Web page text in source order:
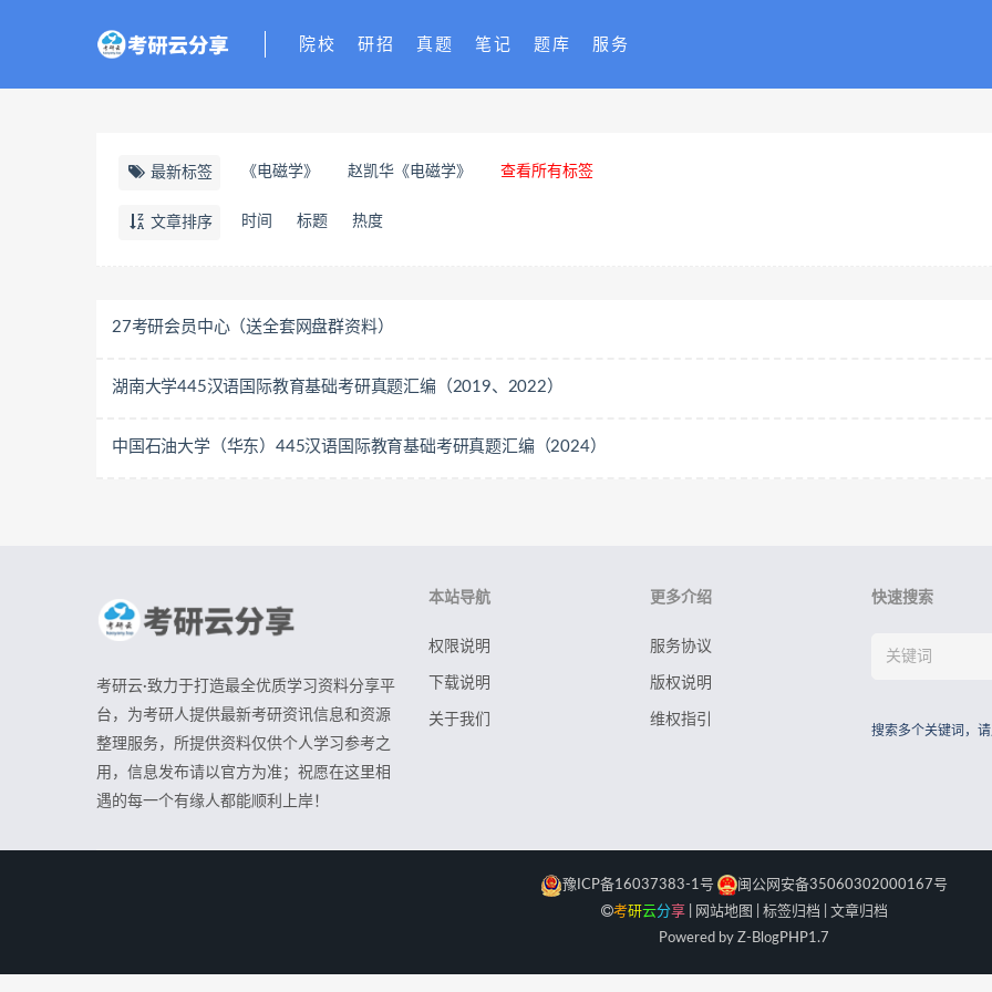
院校 研招 真题 笔记 题库 服务
最新标签 《电磁学》 赵凯华《电磁学》 查看所有标签
文章排序 时间 标题 热度
27考研会员中心（送全套网盘群资料）
湖南大学445汉语国际教育基础考研真题汇编（2019、2022）
中国石油大学（华东）445汉语国际教育基础考研真题汇编（2024）
考研云·致力于打造最全优质学习资料分享平
台，为考研人提供最新考研资讯信息和资源
整理服务，所提供资料仅供个人学习参考之
用，信息发布请以官方为准；祝愿在这里相
遇的每一个有缘人都能顺利上岸！
本站导航
权限说明
下载说明
关于我们
更多介绍
服务协议
版权说明
维权指引
快速搜索
搜索多个关键词，
豫ICP备16037383-1号
闽公网安备35060302000167号
考研云分享| 网站地图 标签归档
文章归档
Powered by Z-BlogPHP1.7